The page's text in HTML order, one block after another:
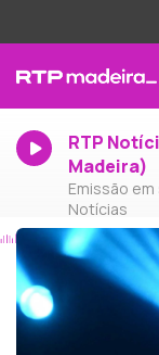
RTP
Madeira)
Emissão
Notícias